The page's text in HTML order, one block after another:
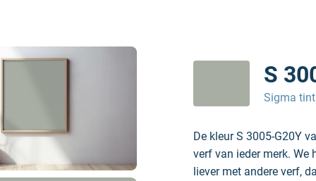
S
Sigma
De kleur S 3005-G20Y
verf van ieder merk. We
liever met andere verf,